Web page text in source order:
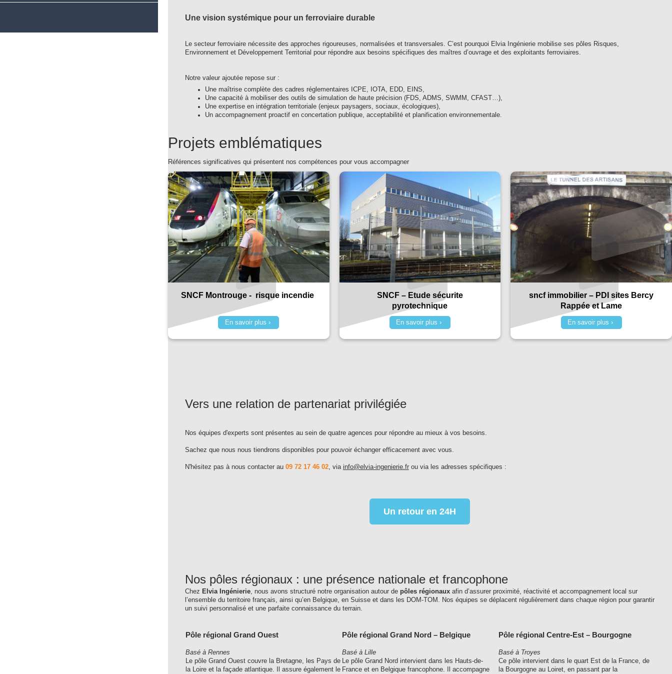
Une vision systémique pour un ferroviaire durable
Le secteur ferroviaire nécessite des approches rigoureuses, normalisées et transversales. C’est pourquoi Elvia Ingénierie mobilise ses pôles Risques,
Environnement et Développement Territorial pour répondre aux besoins spécifiques des maîtres d’ouvrage et des exploitants ferroviaires.
Notre valeur ajoutée repose sur :
Une maîtrise complète des cadres réglementaires ICPE, IOTA, EDD, EINS,
Une capacité à mobiliser des outils de simulation de haute précision (FDS, ADMS, SWMM, CFAST…),
Une expertise en intégration territoriale (enjeux paysagers, sociaux, écologiques),
Un accompagnement proactif en concertation publique, acceptabilité et planification environnementale.
Projets emblématiques
Références significatives qui présentent nos compétences pour vous accompagner
SNCF Montrouge - risque incendie
En savoir plus
SNCF – Etude sécurite
pyrotechnique
En savoir plus
sncf immobilier – PDI sites Bercy
Rappée et Lame
En savoir plus
Vers une relation de partenariat privilégiée
Nos équipes d'experts sont présentes au sein de quatre agences pour répondre au mieux à vos besoins.
Sachez que nous nous tiendrons disponibles pour pouvoir échanger efficacement avec vous.
N'hésitez pas à nous contacter au 09 72 17 46 02, via info@elvia-ingenierie.frou via les adresses spécifiques :
Un retour en 24H
Nos pôles régionaux : une présence nationale et francophone
Chez Elvia Ingénierie, nous avons structuré notre organisation autour de pôles régionauxafin d’assurer proximité, réactivité et accompagnement local sur
l’ensemble du territoire français, ainsi qu’en Belgique, en Suisse et dans les DOM-TOM. Nos équipes se déplacent régulièrement dans chaque région pour garantir
un suivi personnalisé et une parfaite connaissance du terrain.
Pôle régional Grand Ouest
Basé à Rennes
Le pôle Grand Ouest couvre la Bretagne, les Pays de
la Loire et la façade atlantique. Il assure également le
Pôle régional Grand Nord – Belgique
Basé à Lille
Le pôle Grand Nord intervient dans les Hauts-de-
France et en Belgique francophone. Il accompagne
Pôle régional Centre-Est – Bourgogne
Basé à Troyes
Ce pôle intervient dans le quart Est de la France, de
la Bourgogne au Loiret, en passant par la